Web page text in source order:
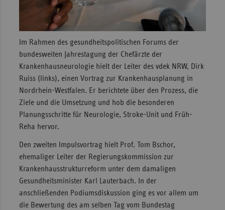
Im Rahmen des gesundheitspolitischen Forums der
bundesweiten Jahrestagung der Chefärzte der
Krankenhausneurologie hielt der Leiter des vdek NRW, Dirk
Ruiss (links), einen Vortrag zur Krankenhausplanung in
Nordrhein-Westfalen. Er berichtete über den Prozess, die
Ziele und die Umsetzung und hob die besonderen
Planungsschritte für Neurologie, Stroke-Unit und Früh-
Reha hervor.
Den zweiten Impulsvortrag hielt Prof. Tom Bschor,
ehemaliger Leiter der Regierungskommission zur
Krankenhausstrukturreform unter dem damaligen
Gesundheitsminister Karl Lauterbach. In der
anschließenden Podiumsdiskussion ging es vor allem um
die Bewertung des am selben Tag vom Bundestag